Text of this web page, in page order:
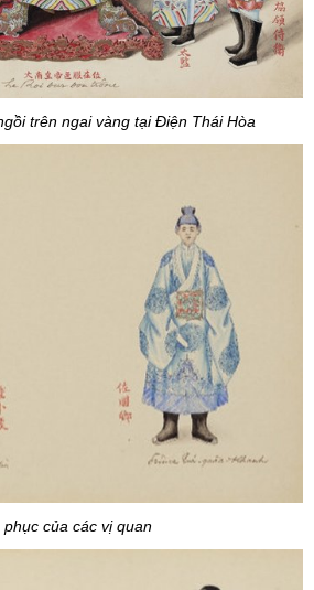
trên ngai vàng tại Điện Thái Hòa
phục của các vị quan